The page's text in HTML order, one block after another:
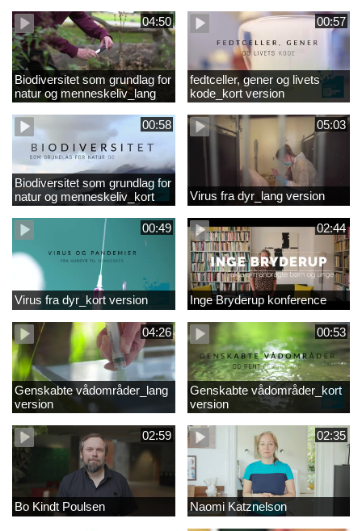
04:50
Biodiversitet som grundlag for
natur og menneskeliv_lang
version
00:57
fedtceller, gener og livets
kode_kort version
00:58
Biodiversitet som grundlag for
natur og menneskeliv_kort
version
05:03
Virus fra dyr_lang version
00:49
Virus fra dyr_kort version
02:44
Inge Bryderup konference
04:26
Genskabte vådområder_lang
version
00:53
Genskabte vådområder_kort
version
02:59
Bo Kindt Poulsen
02:35
Naomi Katznelson